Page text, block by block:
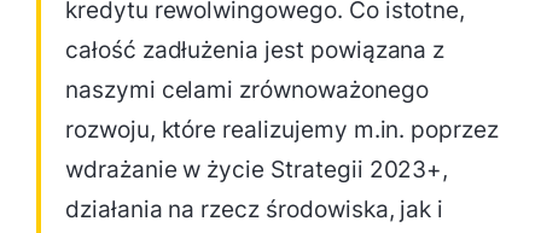
kredytu rewolwingowego. Co istotne,
całość zadłużenia jest powiązana z
naszymi celami zrównoważonego
rozwoju, które realizujemy m.in. poprzez
wdrażanie w życie Strategii 2023+,
działania na rzecz środowiska, jak i